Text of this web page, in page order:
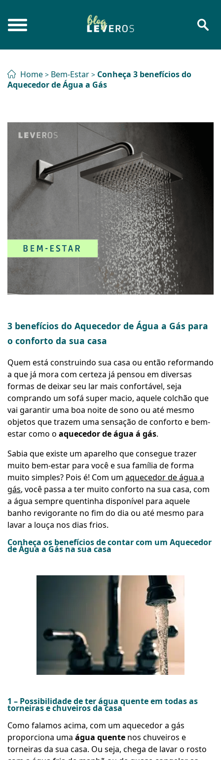
Home > Bem-Estar > Conheça 3 benefícios do
Aquecedor de Água a Gás
3 benefícios do Aquecedor de Água a Gás para
o conforto da sua casa
Quem está construindo sua casa ou então reformando
a que já mora com certeza já pensou em diversas
formas de deixar seu lar mais confortável, seja
comprando um sofá super macio, aquele colchão que
vai garantir uma boa noite de sono ou até mesmo
objetos que trazem uma sensação de conforto e bem-
estar como o aquecedor de água á gás.
Sabia que existe um aparelho que consegue trazer
muito bem-estar para você e sua família de forma
muito simples? Pois é! Com um aquecedor de água a
gás, você passa a ter muito conforto na sua casa, com
a água sempre quentinha disponível para aquele
banho revigorante no fim do dia ou até mesmo para
lavar a louça nos dias frios.
Conheça os benefícios de contar com um Aquecedor
de Água a Gás na sua casa
1 – Possibilidade de ter água quente em todas as
torneiras e chuveiros da casa
Como falamos acima, com um aquecedor a gás
proporciona uma água quente nos chuveiros e
torneiras da sua casa. Ou seja, chega de lavar o rosto